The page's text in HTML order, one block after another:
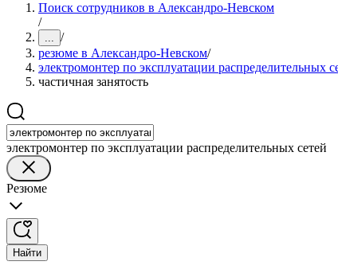
Поиск сотрудников в Александро-Невском
/
... /
резюме в Александро-Невском/
электромонтер по эксплуатации распределительных
частичная занятость
электромонтер по эксплуатации распределительных сетей
Резюме
Найти